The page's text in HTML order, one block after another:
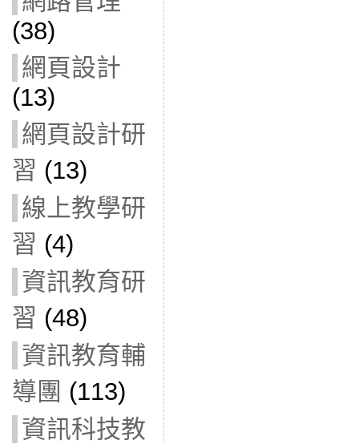
(38)
網頁設計
(13)
網頁設計研
習 (13)
線上教學研
習 (4)
資訊教育研
習 (48)
資訊教育輔
導團 (113)
資訊科技教